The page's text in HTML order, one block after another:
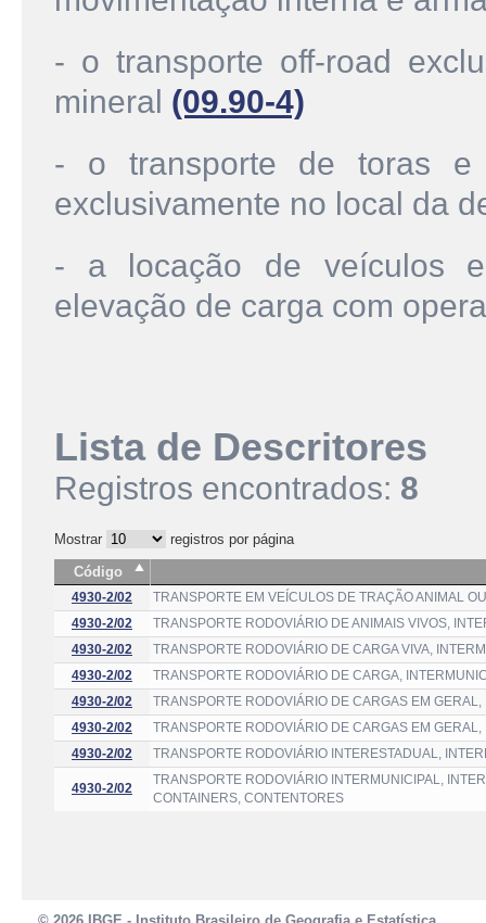
- o transporte off-road
mineral (09.90-4)
- o transporte de toras e
exclusivamente no local da
- a locação de veículos
elevação de carga com
Lista de Descritores
Registros encontrados: 8
Mostrar
registros por página
Código
4930-2/02
TRANSPORTE EM VEÍCULOS DE TRAÇÃO ANIMAL
4930-2/02
TRANSPORTE RODOVIÁRIO DE ANIMAIS VIVOS,
4930-2/02
TRANSPORTE RODOVIÁRIO DE CARGA VIVA,
4930-2/02
TRANSPORTE RODOVIÁRIO DE CARGA,
4930-2/02
TRANSPORTE RODOVIÁRIO DE CARGAS EM
4930-2/02
TRANSPORTE RODOVIÁRIO DE CARGAS EM
4930-2/02
TRANSPORTE RODOVIÁRIO INTERESTADUAL,
4930-2/02
TRANSPORTE RODOVIÁRIO INTERMUNICIPAL,
CONTAINERS, CONTENTORES